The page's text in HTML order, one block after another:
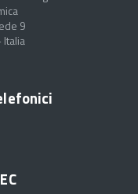
9